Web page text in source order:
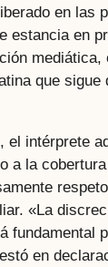
en las
estancia en
mediática,
que
el intérprete
a la
«La
fundamental
en